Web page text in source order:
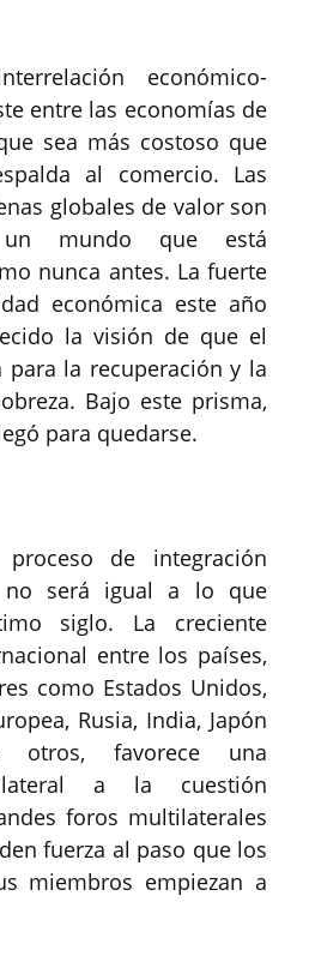
económico-
entre las economías de
sea más costoso que
al comercio. Las
globales de valor son
mundo que está
nunca antes. La fuerte
económica este año
la visión de que el
para la recuperación y la
Bajo este prisma,
para quedarse.
de integración
no será igual a lo que
siglo. La creciente
entre los países,
como Estados Unidos,
Rusia, India, Japón
favorece una
a la cuestión
foros multilaterales
fuerza al paso que los
miembros empiezan a